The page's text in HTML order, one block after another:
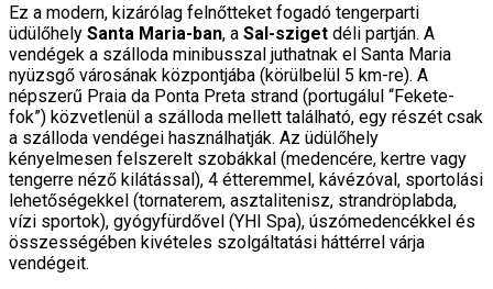
Ez a modern, kizárólag felnőtteket fogadó tengerparti
üdülőhely Santa Maria-ban, a Sal-sziget déli partján. A
vendégek a szálloda minibusszal juthatnak el Santa Maria
nyüzsgő városának központjába (körülbelül 5 km-re). A
népszerű Praia da Ponta Preta strand (portugálul “Fekete-
fok”) közvetlenül a szálloda mellett található, egy részét csak
a szálloda vendégei használhatják. Az üdülőhely
kényelmesen felszerelt szobákkal (medencére, kertre vagy
tengerre néző kilátással), 4 étteremmel, kávézóval, sportolási
lehetőségekkel (tornaterem, asztalitenisz, strandröplabda,
vízi sportok), gyógyfürdővel (YHI Spa), úszómedencékkel és
összességében kivételes szolgáltatási háttérrel várja
vendégeit.